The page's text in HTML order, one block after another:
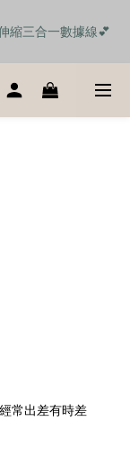
+ 免運【再贈精
常出差有時差